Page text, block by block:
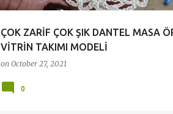
ÇOK ZARİF ÇOK ŞIK DANTEL MASA
VİTRİN TAKIMI MODELİ
on October 27, 2021
0